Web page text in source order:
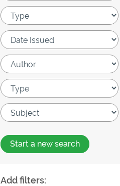
Start a new search
Add filters: